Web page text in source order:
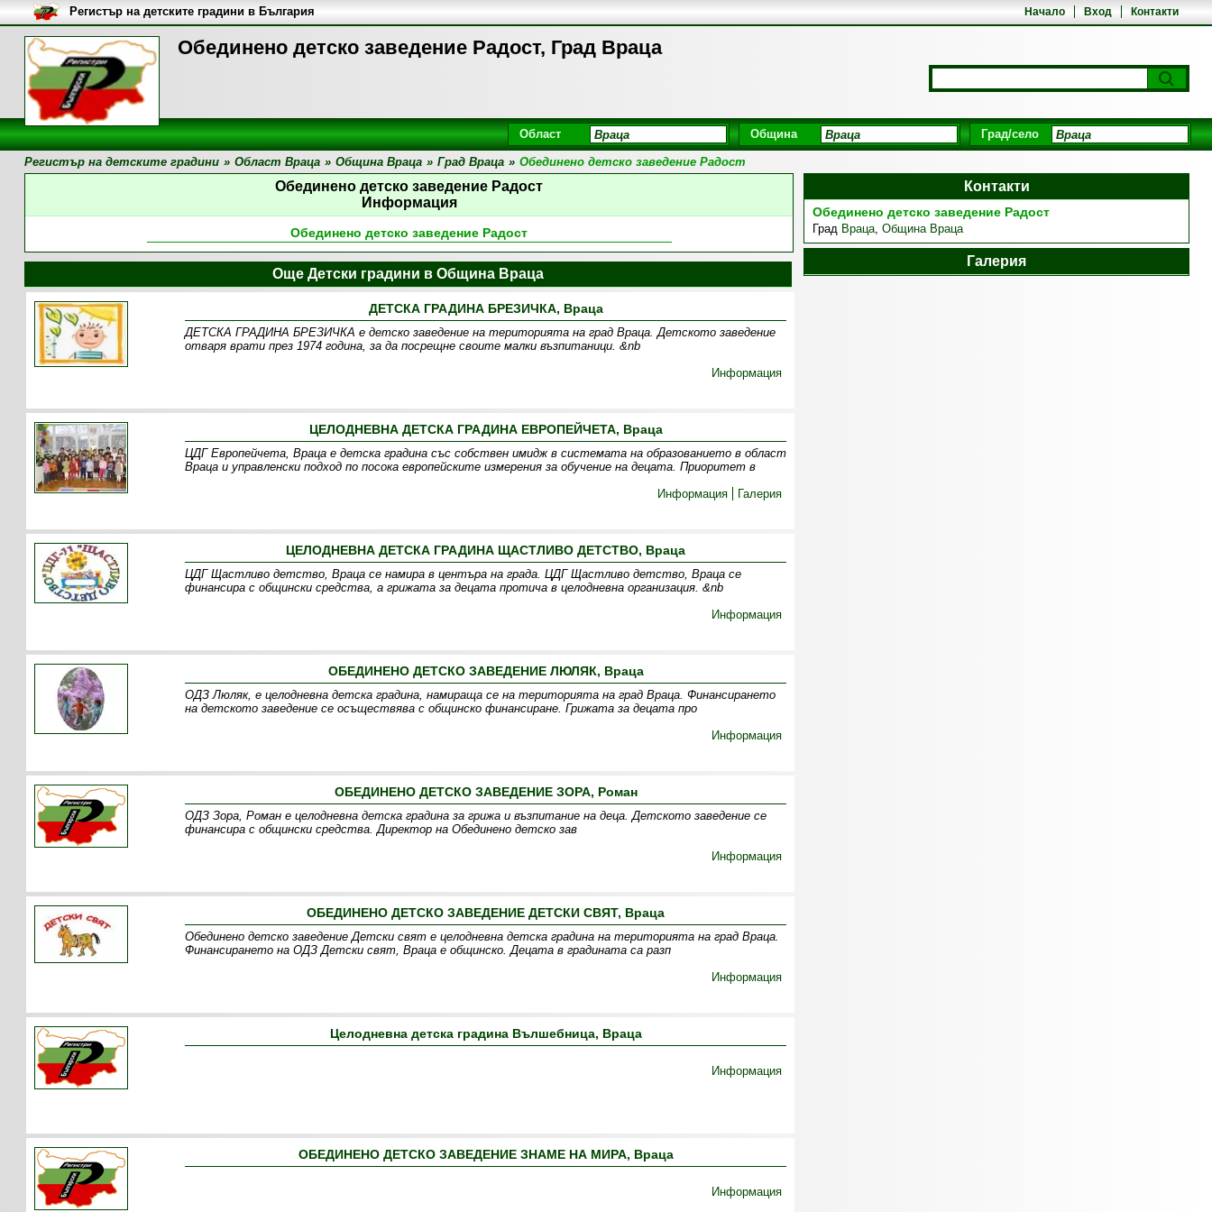
Обединено детско заведение Радост, Град Враца
Начало Вход Контакти
Регистър на детските градини в България
Област Община Град/село
Регистър на детските градини » Област Враца » Община Враца » Град Враца » Обединено детско заведение Радост
Обединено детско заведение Радост
Информация
Обединено детско заведение Радост
Контакти
Обединено детско заведение Радост
Град Враца, Община Враца
Галерия
Още Детски градини в Община Враца
ДЕТСКА ГРАДИНА БРЕЗИЧКА, Враца
ДЕТСКА ГРАДИНА БРЕЗИЧКА е детско заведение на територията на град Враца. Детското заведение
отваря врати през 1974 година, за да посрещне своите малки възпитаници. &nb
Информация
ЦЕЛОДНЕВНА ДЕТСКА ГРАДИНА ЕВРОПЕЙЧЕТА, Враца
ЦДГ Европейчета, Враца е детска градина със собствен имидж в системата на образованието в област
Враца и управленски подход по посока европейските измерения за обучение на децата. Приоритет в
Информация
Галерия
ЦЕЛОДНЕВНА ДЕТСКА ГРАДИНА ЩАСТЛИВО ДЕТСТВО, Враца
ЦДГ Щастливо детство, Враца се намира в центъра на града. ЦДГ Щастливо детство, Враца се
финансира с общински средства, а грижата за децата протича в целодневна организация. &nb
Информация
ОБЕДИНЕНО ДЕТСКО ЗАВЕДЕНИЕ ЛЮЛЯК, Враца
ОДЗ Люляк, е целодневна детска градина, намираща се на територията на град Враца. Финансирането
на детското заведение се осъществява с общинско финансиране. Грижата за децата про
Информация
ОБЕДИНЕНО ДЕТСКО ЗАВЕДЕНИЕ ЗОРА, Роман
ОДЗ Зора, Роман е целодневна детска градина за грижа и възпитание на деца. Детското заведение се
финансира с общински средства. Директор на Обединено детско зав
Информация
ОБЕДИНЕНО ДЕТСКО ЗАВЕДЕНИЕ ДЕТСКИ СВЯТ, Враца
Обединено детско заведение Детски свят е целодневна детска градина на територията на град Враца.
Финансирането на ОДЗ Детски свят, Враца е общинско. Децата в градината са разп
Информация
Целодневна детска градина Вълшебница, Враца
Информация
ОБЕДИНЕНО ДЕТСКО ЗАВЕДЕНИЕ ЗНАМЕ НА МИРА, Враца
Информация